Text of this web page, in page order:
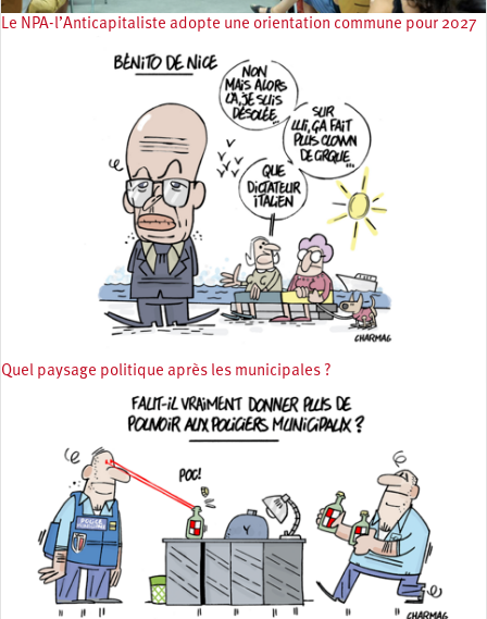
Le NPA-l’Anticapitaliste adopte une orientation commune pour 2027
Quel paysage politique après les municipales ?